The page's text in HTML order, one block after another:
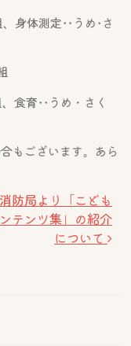
身体測定･･うめ･さ
食育･･うめ・さく
もございます。あら
防局より「こども
テンツ集」の紹介
について